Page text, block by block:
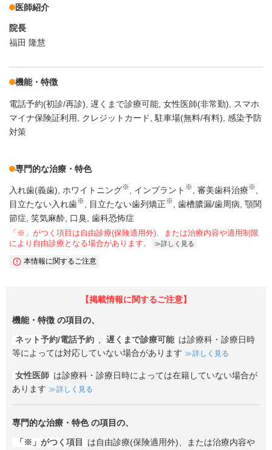
医師紹介
院長
福田 隆慧
機能・特徴
電話予約(初診/再診) 遅くまで診療可能 女性医師(非常勤)
スマホ
マイナ保険証利用
クレジットカード 駐車場(無料/有料) 感染予防
対策
専門的な治療・特色
入れ歯(義歯) ホワイトニング※ インプラント ※ 審美歯科治療※
目立たない入れ歯※ 目立たない歯列矯正※ 歯槽膿漏/歯周病 顎関
節症 笑気麻酔 口臭 歯科恐怖症
「※」がつく項目は自由診療(保険適用外)、または治療内容や適用制限
により自由診療となる場合があります。
詳しく見る
本情報に関するご注意
【掲載情報に関するご注意】
機能・特徴 の項目の、
ネット予約/電話予約 , 遅くまで診療可能 は診療科・診療日時
等によっては対応していない場合があります
詳しく見る
女性医師 は診療科・診療日時によっては在籍していない場合が
あります
詳しく見る
専門的な治療・特色の項目の、
「※」がつく項目
は自由診療(保険適用外)、または治療内容や